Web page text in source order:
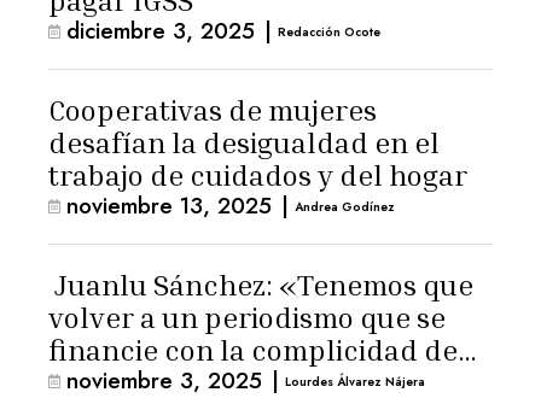
diciembre 3, 2025 | Redacción Ocote
Cooperativas de mujeres
desafían la desigualdad en el
trabajo de cuidados y del hogar
noviembre 13, 2025 | Andrea Godínez
Juanlu Sánchez: «Tenemos que
volver a un periodismo que se
financie con la complicidad de
los lectores»
noviembre 3, 2025 | Lourdes Álvarez Nájera